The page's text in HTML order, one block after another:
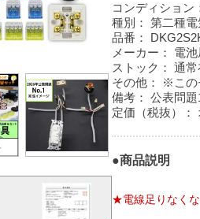
コンディション
種別： 第二種
品番：
メーカー：
電池
ストック： 通常
その他：
※この
備考： 公表問
定価（税抜）：
●商品説明
★電線足りなく